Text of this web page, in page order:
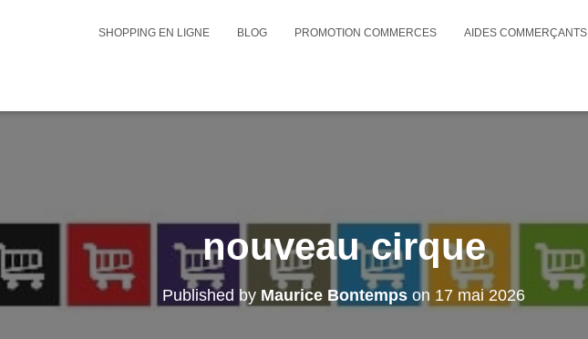
SHOPPING EN LIGNE BLOG PROMOTION COMMERCES AIDES COMMERÇANTS
nouveau cirque
Published by Maurice Bontemps on 17 mai 2026